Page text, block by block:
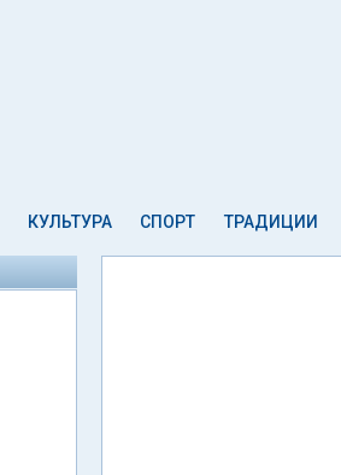
КУЛЬТУРА СПОРТ ТРАДИЦИИ